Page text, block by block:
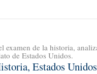
examen de la historia,
de Estados Unidos.
Estados